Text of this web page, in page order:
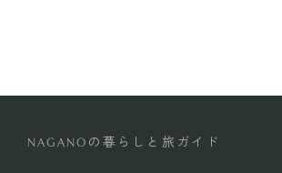
NAGANO の暮らしと旅ガイド